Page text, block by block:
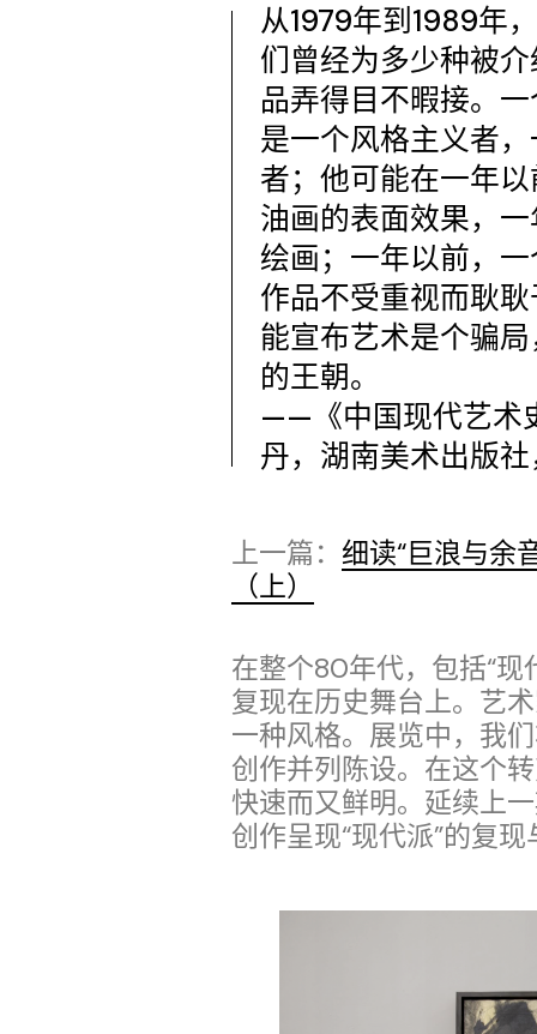
从1979年到1989年
们曾经为多少种被
品弄得目不暇接。
是一个风格主义者
者；他可能在一年
油画的表面效果，
绘画；一年以前，
作品不受重视而耿
能宣布艺术是个骗
的王朝。
——《中国现代艺术
丹，湖南美术出版
上一篇： 细读“巨浪与余
（上）
在整个80年代，包括“现
复现在历史舞台上。艺
一种风格。展览中，我
创作并列陈设。在这个
快速而又鲜明。延续上
创作呈现“现代派”的复